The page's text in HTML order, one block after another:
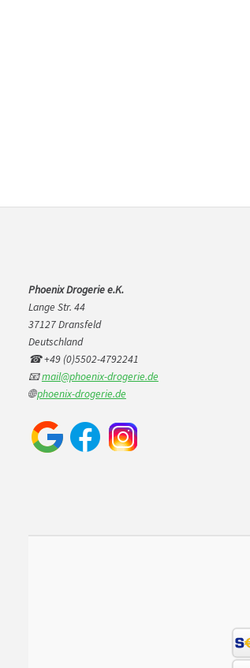
Phoenix Drogerie e.K.
Lange Str. 44
37127 Dransfeld
Deutschland
☎ +49 (0)5502-4792241
📧mail@phoenix-drogerie.de
🌐phoenix-drogerie.de